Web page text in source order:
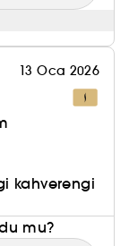
13 Oca 2026
kahverengi
mu?